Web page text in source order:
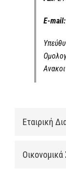
E-mail:
Εταιρική